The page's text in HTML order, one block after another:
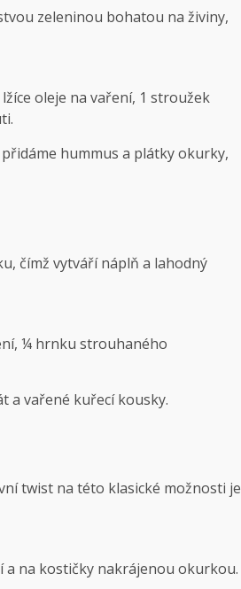
zeleninou bohatou na živiny,
oleje na vaření, 1 stroužek
hummus a plátky okurky,
čímž vytváří náplň a lahodný
¼ hrnku strouhaného
a vařené kuřecí kousky.
twist na této klasické možnosti je
a na kostičky nakrájenou okurkou.